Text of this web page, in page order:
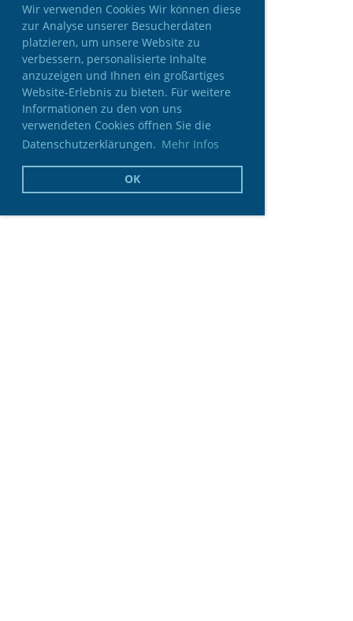
Wir verwenden Cookies Wir können diese
zur Analyse unserer Besucherdaten
platzieren, um unsere Website zu
verbessern, personalisierte Inhalte
anzuzeigen und Ihnen ein großartiges
Website-Erlebnis zu bieten. Für weitere
Informationen zu den von uns
verwendeten Cookies öffnen Sie die
Datenschutzerklärungen. Mehr Infos
OK